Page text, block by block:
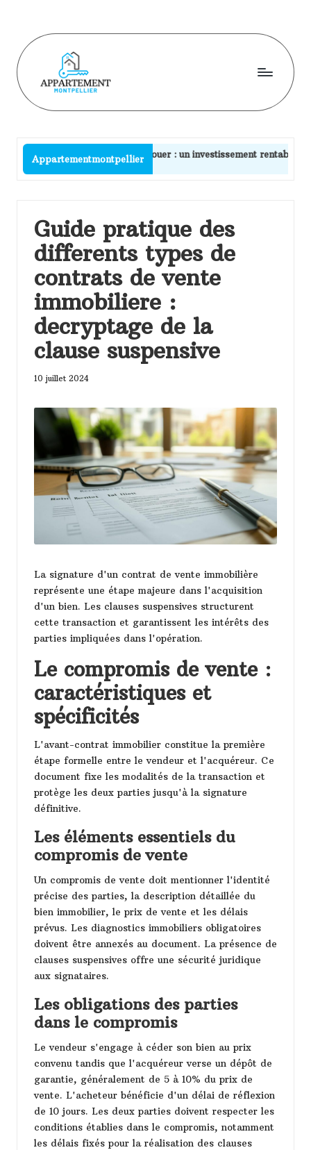
content
A
p
a
e
m
e
n
t
m
o
t
p
el
li
r
Appartementmontpellier
maison pour la louer : un investissement rentable et attrayant
Guide pratique des
differents types de
contrats de vente
immobiliere :
decryptage de la
clause suspensive
10 juillet 2024
La signature d'un contrat de vente immobilière
représente une étape majeure dans l'acquisition
d'un bien. Les clauses suspensives structurent
cette transaction et garantissent les intérêts des
parties impliquées dans l'opération.
Le compromis de vente :
caractéristiques et
spécificités
L'avant-contrat immobilier constitue la première
étape formelle entre le vendeur et l'acquéreur. Ce
document fixe les modalités de la transaction et
protège les deux parties jusqu'à la signature
définitive.
Les éléments essentiels du
compromis de vente
Un compromis de vente doit mentionner l'identité
précise des parties, la description détaillée du
bien immobilier, le prix de vente et les délais
prévus. Les diagnostics immobiliers obligatoires
doivent être annexés au document. La présence de
clauses suspensives offre une sécurité juridique
aux signataires.
Les obligations des parties
dans le compromis
Le vendeur s'engage à céder son bien au prix
convenu tandis que l'acquéreur verse un dépôt de
garantie, généralement de 5 à 10% du prix de
vente. L'acheteur bénéficie d'un délai de réflexion
de 10 jours. Les deux parties doivent respecter les
conditions établies dans le compromis, notamment
les délais fixés pour la réalisation des clauses